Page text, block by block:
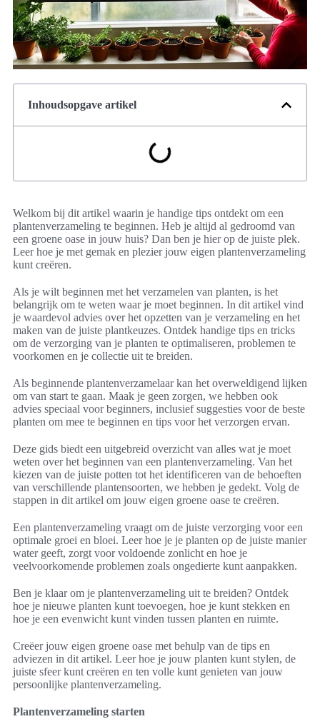
Inhoudsopgave artikel
Welkom bij dit artikel waarin je handige tips ontdekt om een
plantenverzameling te beginnen. Heb je altijd al gedroomd van
een groene oase in jouw huis? Dan ben je hier op de juiste plek.
Leer hoe je met gemak en plezier jouw eigen plantenverzameling
kunt creëren.
Als je wilt beginnen met het verzamelen van planten, is het
belangrijk om te weten waar je moet beginnen. In dit artikel vind
je waardevol advies over het opzetten van je verzameling en het
maken van de juiste plantkeuzes. Ontdek handige tips en tricks
om de verzorging van je planten te optimaliseren, problemen te
voorkomen en je collectie uit te breiden.
Als beginnende plantenverzamelaar kan het overweldigend lijken
om van start te gaan. Maak je geen zorgen, we hebben ook
advies speciaal voor beginners, inclusief suggesties voor de beste
planten om mee te beginnen en tips voor het verzorgen ervan.
Deze gids biedt een uitgebreid overzicht van alles wat je moet
weten over het beginnen van een plantenverzameling. Van het
kiezen van de juiste potten tot het identificeren van de behoeften
van verschillende plantensoorten, we hebben je gedekt. Volg de
stappen in dit artikel om jouw eigen groene oase te creëren.
Een plantenverzameling vraagt om de juiste verzorging voor een
optimale groei en bloei. Leer hoe je je planten op de juiste manier
water geeft, zorgt voor voldoende zonlicht en hoe je
veelvoorkomende problemen zoals ongedierte kunt aanpakken.
Ben je klaar om je plantenverzameling uit te breiden? Ontdek
hoe je nieuwe planten kunt toevoegen, hoe je kunt stekken en
hoe je een evenwicht kunt vinden tussen planten en ruimte.
Creëer jouw eigen groene oase met behulp van de tips en
adviezen in dit artikel. Leer hoe je jouw planten kunt stylen, de
juiste sfeer kunt creëren en ten volle kunt genieten van jouw
persoonlijke plantenverzameling.
Plantenverzameling starten